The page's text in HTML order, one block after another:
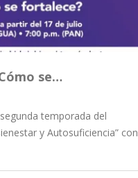
se…
temporada del
y Autosuficiencia” con